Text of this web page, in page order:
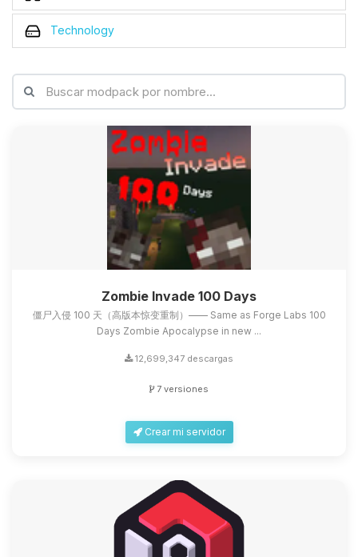
Technology
Zombie Invade 100 Days
僵尸入侵 100 天（高版本惊变重制）—— Same as Forge Labs 100
Days Zombie Apocalypse in new ...
12,699,347 descargas
7 versiones
Crear mi servidor